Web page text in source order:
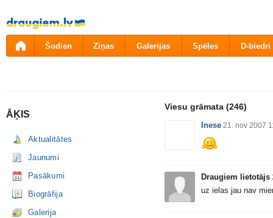
Pāriet
uz
saturu
Šodien Ziņas Galerijas Spēles D-biedri
ĀĶIS
Aktualitātes
Jaunumi
Pasākumi
Biogrāfija
Galerija
Viesu grāmata (246)
Inese 21. nov 2007
Draugiem lietotājs
uz ielas jau nav